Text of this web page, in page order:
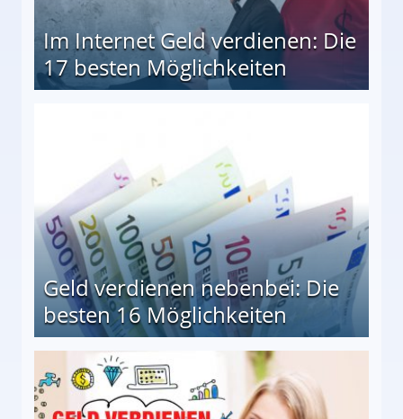
Im Internet Geld verdienen: Die
17 besten Möglichkeiten
Geld verdienen nebenbei: Die
besten 16 Möglichkeiten